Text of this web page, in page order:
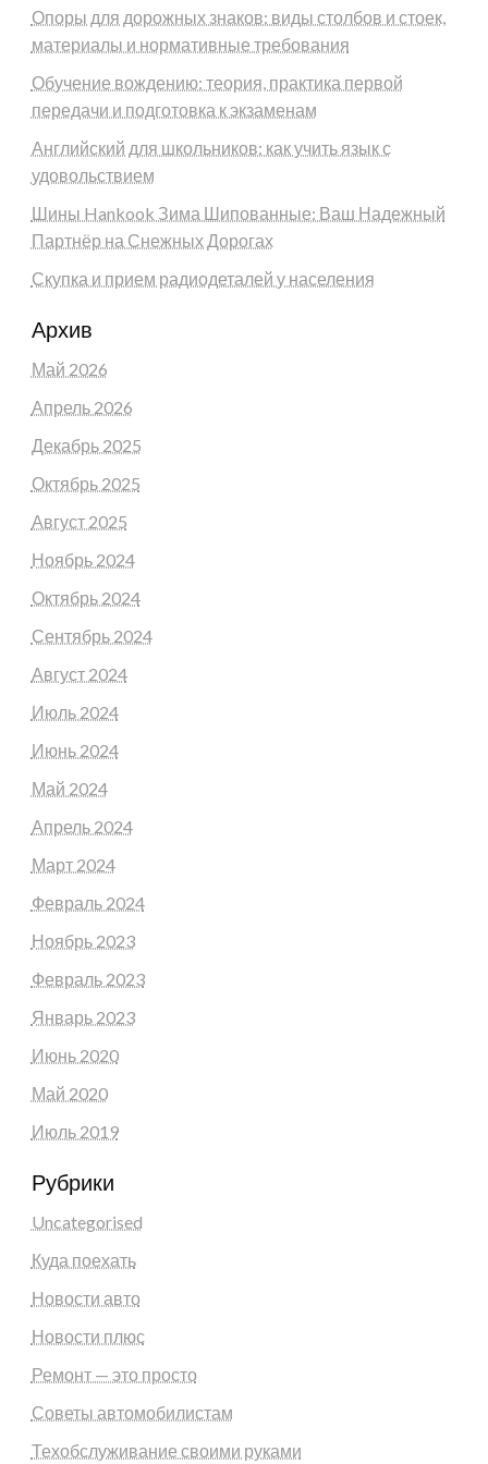
Опоры для дорожных знаков: виды столбов и стоек,
материалы и нормативные требования
Обучение вождению: теория, практика первой
передачи и подготовка к экзаменам
Английский для школьников: как учить язык с
удовольствием
Шины Hankook Зима Шипованные: Ваш Надежный
Партнёр на Снежных Дорогах
Скупка и прием радиодеталей у населения
Архив
Май 2026
Апрель 2026
Декабрь 2025
Октябрь 2025
Август 2025
Ноябрь 2024
Октябрь 2024
Сентябрь 2024
Август 2024
Июль 2024
Июнь 2024
Май 2024
Апрель 2024
Март 2024
Февраль 2024
Ноябрь 2023
Февраль 2023
Январь 2023
Июнь 2020
Май 2020
Июль 2019
Рубрики
Uncategorised
Куда поехать
Новости авто
Новости плюс
Ремонт — это просто
Советы автомобилистам
Техобслуживание своими руками